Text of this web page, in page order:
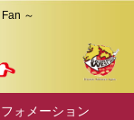
～
ォメーション